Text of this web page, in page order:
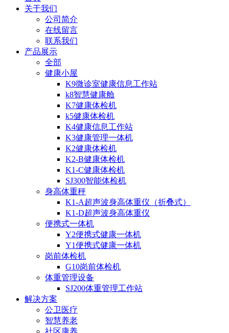
关于我们
公司简介
在线留言
联系我们
产品展示
全部
健康小屋
K9微诊室健康信息工作站
k8智慧健康舱
K7健康体检机
k5健康体检机
K4健康信息工作站
K3健康管理一体机
K2健康体检机
K2-B健康体检机
K1-C健康体检机
SJ300智能体检机
身高体重秤
K1-A超声波身高体重仪（折叠式）
K1-D超声波身高体重仪
便携式一体机
Y2便携式健康一体机
Y1便携式健康一体机
岗前体检机
G10岗前体检机
体重管理设备
SJ200体重管理工作站
解决方案
公卫医疗
智慧养老
社区康养